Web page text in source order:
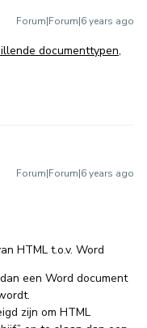
Forum|Forum|6 years ago
documenttypen,
Forum|Forum|6 years ago
HTML t.o.v. Word
een Word document
zijn om HTML